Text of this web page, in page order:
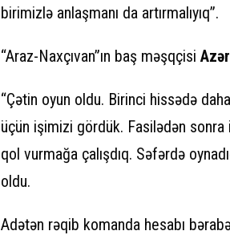
birimizlə anlaşmanı da artırmalıyıq”.
“Araz-Naxçıvan”ın baş məşqçisi
“Çətin oyun oldu. Birinci hissədə
üçün işimizi gördük. Fasilədən
qol vurmağa çalışdıq. Səfərdə
oldu.
Adətən rəqib komanda hesabı